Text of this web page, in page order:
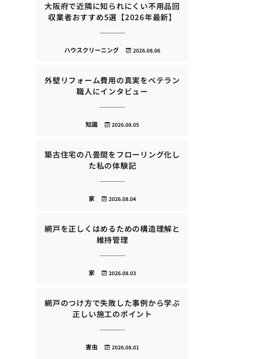
大阪府で近隣に知られにくい不用品回
収業者おすすめ5選【2026年最新】
2026.08.06
ハウスクリーニング
外壁リフォーム費用の真実をベテラン
職人にインタビュー
2026.08.05
知識
築古住宅の八畳間をフローリング化し
た私の体験記
2026.08.04
家
網戸を正しくはめるための構造理解と
維持管理
2026.08.03
家
網戸のつけ方で失敗した事例から学ぶ
正しい施工のポイント
2026.08.01
害虫